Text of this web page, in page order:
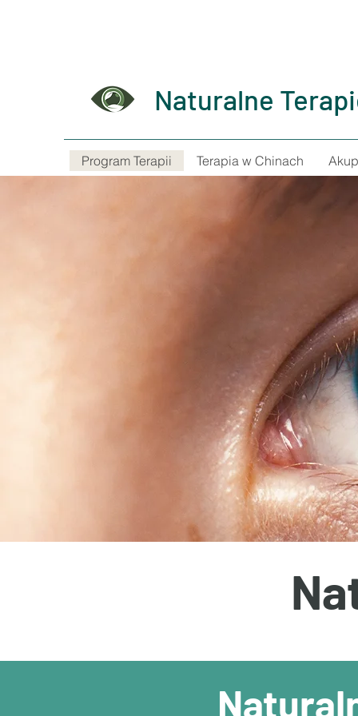
Naturalne
Program Terapii Terapia w Chinach